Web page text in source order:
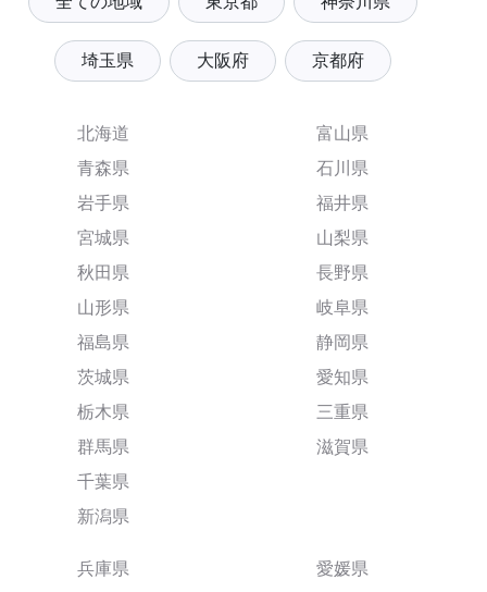
埼玉県 大阪府 京都府
北海道
青森県
岩手県
宮城県
秋田県
山形県
福島県
茨城県
栃木県
群馬県
千葉県
新潟県
富山県
石川県
福井県
山梨県
長野県
岐阜県
静岡県
愛知県
三重県
滋賀県
兵庫県
愛媛県